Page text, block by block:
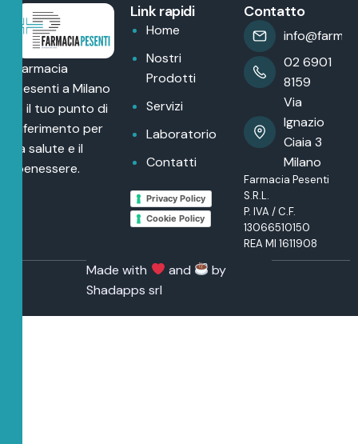
Farmacia
Pesenti a Milano
è il tuo punto di
riferimento per
la salute e il
benessere.
Link rapidi
Home
Nostri
Prodotti
Servizi
Laboratorio
Contatti
Privacy Policy
Cookie Policy
Contatto
02 6901
8159
Via
Ignazio
Ciaia 3
Milano
Farmacia Pesenti
S.R.L.
P. IVA / C.F.
13066510150
REA MI 1611908
Made with and
by
Shadapps srl